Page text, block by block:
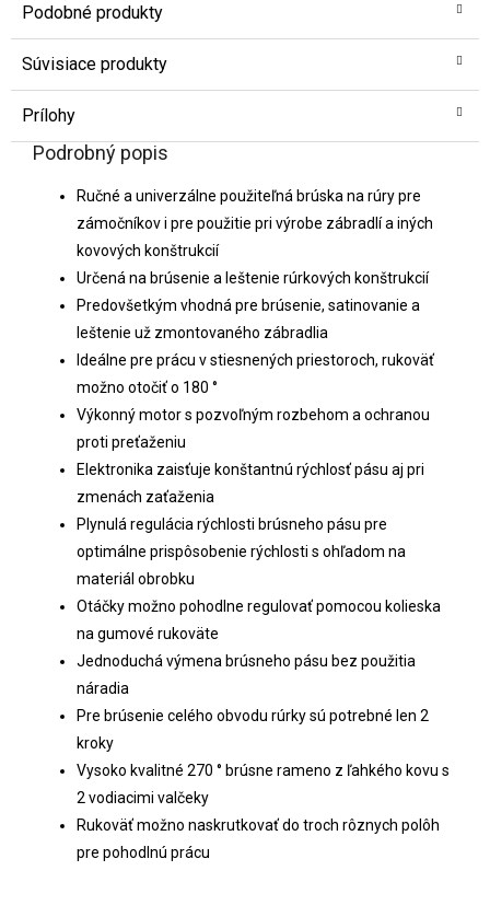
Podobné produkty
Súvisiace produkty
Prílohy
Podrobný popis
Ručné a univerzálne použiteľná brúska na rúry pre
zámočníkov i pre použitie pri výrobe zábradlí a iných
kovových konštrukcií
Určená na brúsenie a leštenie rúrkových konštrukcií
Predovšetkým vhodná pre brúsenie, satinovanie a
leštenie už zmontovaného zábradlia
Ideálne pre prácu v stiesnených priestoroch, rukoväť
možno otočiť o 180 °
Výkonný motor s pozvoľným rozbehom a ochranou
proti preťaženiu
Elektronika zaisťuje konštantnú rýchlosť pásu aj pri
zmenách zaťaženia
Plynulá regulácia rýchlosti brúsneho pásu pre
optimálne prispôsobenie rýchlosti s ohľadom na
materiál obrobku
Otáčky možno pohodlne regulovať pomocou kolieska
na gumové rukoväte
Jednoduchá výmena brúsneho pásu bez použitia
náradia
Pre brúsenie celého obvodu rúrky sú potrebné len 2
kroky
Vysoko kvalitné 270 ° brúsne rameno z ľahkého kovu s
2 vodiacimi valčeky
Rukoväť možno naskrutkovať do troch rôznych polôh
pre pohodlnú prácu